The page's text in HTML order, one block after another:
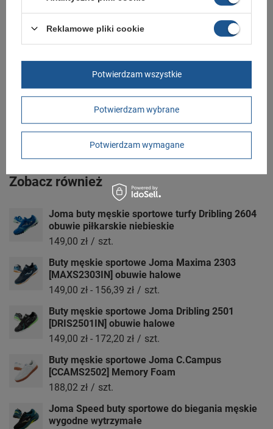
Wysokość towaru w
12
Czas na reklamację z tytułu rękojmi
rękojmia wyłączona dla przedsiębiorców
Adres do reklamacji
Butomania.pl
Kościuszki 27b
85-079 Bydgoszcz
Polska
Zobacz również
Joma buty męskie sportowe turfy Dribling 2604
obuwie piłkarskie niebieskie
149,00 zł / szt.
Buty męskie sportowe Joma Maxima 2303
[MAXS2303IN] obuwie halowe
149,00 zł - 156,39 zł / szt.
Buty męskie sportowe Joma Dribling 2501
[DRIS2501IN] obuwie halowe
149,00 zł - 172,20 zł / szt.
Buty męskie sportowe Joma C.Campus
[CCAMS2502] Memory Foam
188,02 zł / szt.
Joma Speed buty sportowe do biegania męskie
wygodne wytrzymałe
Reklamowe pliki cookie
Potwierdzam wybrane
Potwierdzam wymagane
Potwierdzam wszystkie